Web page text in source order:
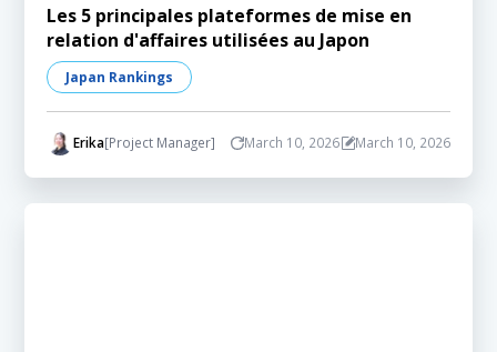
Les 5 principales plateformes de mise en
relation d'affaires utilisées au Japon
Japan Rankings
Erika[Project Manager] March 10, 2026 March 10, 2026